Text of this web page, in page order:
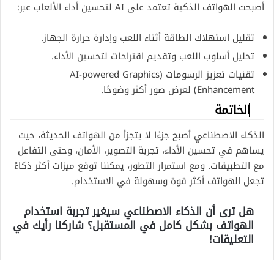
أصبحت الهواتف الذكية تعتمد على AI لتحسين أداء الألعاب عبر:
تقليل استهلاك الطاقة أثناء اللعب وإدارة حرارة الجهاز.
تحليل أسلوب اللعب وتقديم اقتراحات لتحسين الأداء.
تقنيات تعزيز الرسومات (AI-powered Graphics
Enhancement) لعرض صور أكثر وضوحًا.
الخاتمة
الذكاء الاصطناعي أصبح جزءًا لا يتجزأ من الهواتف الحديثة، حيث
يساهم في تحسين الأداء، تجربة التصوير، الأمان، وحتى التفاعل
مع التطبيقات. ومع استمرار التطور، يمكننا توقع ميزات أكثر ذكاءً
تجعل الهواتف أكثر قوة وسهولة في الاستخدام.
هل ترى أن الذكاء الاصطناعي سيغير تجربة استخدام
الهواتف بشكل كامل في المستقبل؟ شاركنا رأيك في
التعليقات!